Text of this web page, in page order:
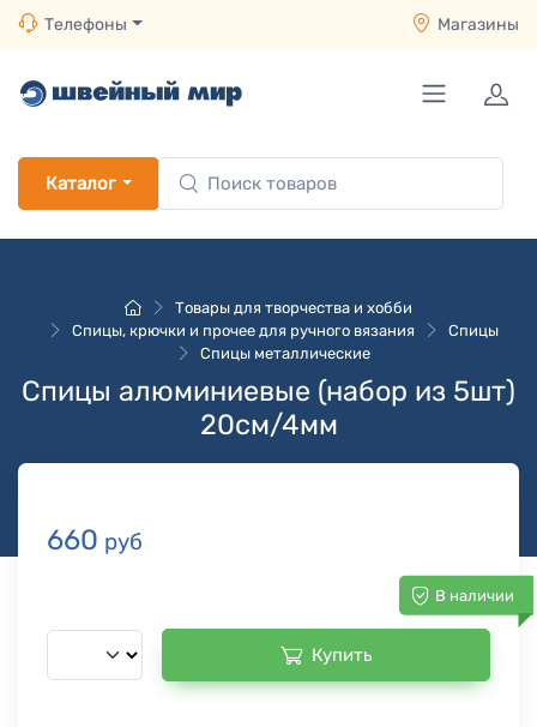
Телефоны Магазины
Каталог
Товары для творчества и хобби
Спицы, крючки и прочее для ручного вязания
Спицы
Спицы металлические
Спицы алюминиевые (набор из 5шт)
20см/4мм
660 руб
В наличии
Купить